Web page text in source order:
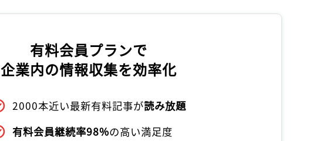
有料会員プランで
企業内の情報収集を効率化
2000本近い最新有料記事が読み放題
有料会員継続率98%の高い満足度